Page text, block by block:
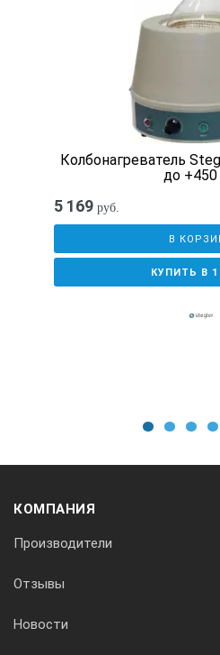
Внешние размеры, мм
220В 50/60Гц
Колбонагреватель
до +450
5 169 руб.
В
КУПИТЬ В
КОМПАНИЯ
Производители
Отзывы
Новости